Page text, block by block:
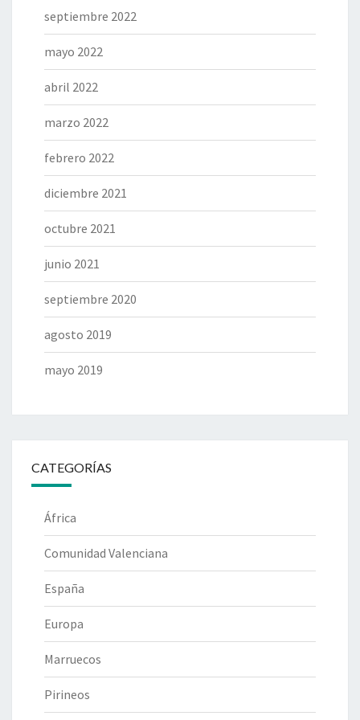
septiembre 2022
mayo 2022
abril 2022
marzo 2022
febrero 2022
diciembre 2021
octubre 2021
junio 2021
septiembre 2020
agosto 2019
mayo 2019
CATEGORÍAS
África
Comunidad Valenciana
España
Europa
Marruecos
Pirineos